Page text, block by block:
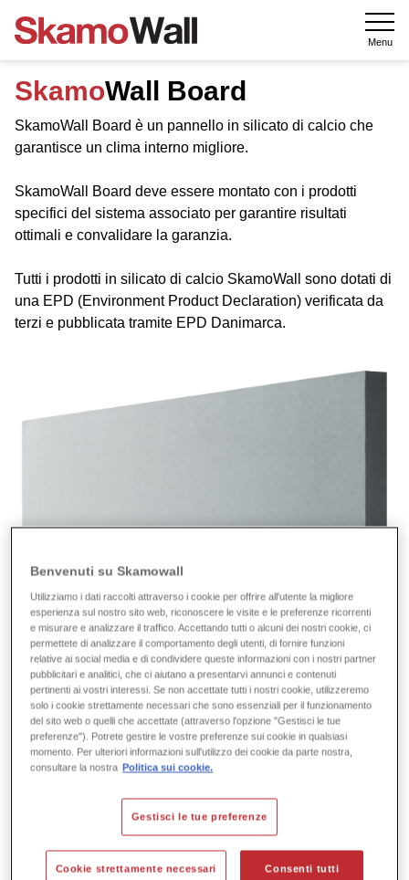
Menu
SkamoWall Board
SkamoWall Board è un pannello in silicato di calcio che
garantisce un clima interno migliore.
SkamoWall Board deve essere montato con i prodotti
specifici del sistema associato per garantire risultati
ottimali e convalidare la garanzia.
Tutti i prodotti in silicato di calcio SkamoWall sono dotati di
una EPD (Environment Product Declaration) verificata da
terzi e pubblicata tramite EPD Danimarca.
Come utilizzare il prodotto Documentazione
Domande frequenti (FAQ) Informazioni sulla sicurezza
Benvenuti su Skamowall
Utilizziamo i dati raccolti attraverso i cookie per offrire all'utente la migliore
esperienza sul nostro sito web, riconoscere le visite e le preferenze ricorrenti
e misurare e analizzare il traffico. Accettando tutti o alcuni dei nostri cookie, ci
permettete di analizzare il comportamento degli utenti, di fornire funzioni
relative ai social media e di condividere queste informazioni con i nostri partner
pubblicitari e analitici, che ci aiutano a presentarvi annunci e contenuti
pertinenti ai vostri interessi. Se non accettate tutti i nostri cookie, utilizzeremo
solo i cookie strettamente necessari che sono essenziali per il funzionamento
del sito web o quelli che accettate (attraverso l'opzione "Gestisci le tue
preferenze"). Potrete gestire le vostre preferenze sui cookie in qualsiasi
momento. Per ulteriori informazioni sull'utilizzo dei cookie da parte nostra,
consultare la nostra Politica sui cookie.
Gestisci le tue preferenze
Cookie strettamente necessari Consenti tutti